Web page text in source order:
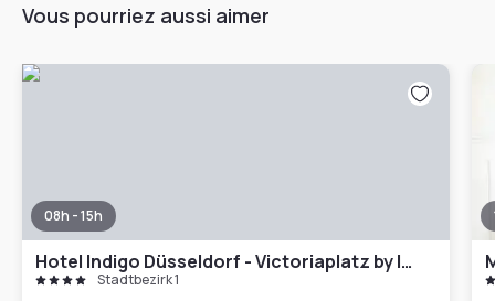
Vous pourriez aussi aimer
08h - 15h
Hotel Indigo Düsseldorf - Victoriaplatz by IHG
Stadtbezirk 1